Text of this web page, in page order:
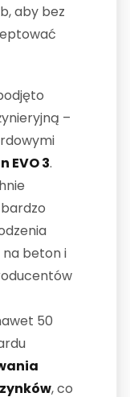
aby bez
–
EVO 3.
beton i
50
, co